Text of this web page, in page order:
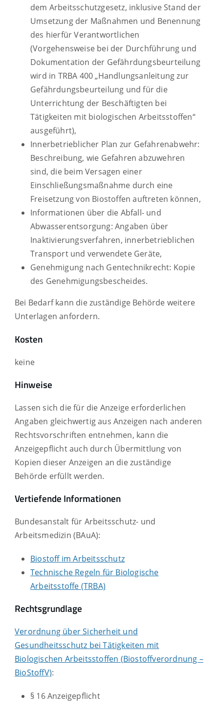
dem Arbeitsschutzgesetz, inklusive Stand der
Umsetzung der Maßnahmen und Benennung
des hierfür Verantwortlichen
(Vorgehensweise bei der Durchführung und
Dokumentation der Gefährdungsbeurteilung
wird in TRBA 400 „Handlungsanleitung zur
Gefährdungsbeurteilung und für die
Unterrichtung der Beschäftigten bei
Tätigkeiten mit biologischen Arbeitsstoffen“
ausgeführt),
Innerbetrieblicher Plan zur Gefahrenabwehr:
Beschreibung, wie Gefahren abzuwehren
sind, die beim Versagen einer
Einschließungsmaßnahme durch eine
Freisetzung von Biostoffen auftreten können,
Informationen über die Abfall- und
Abwasserentsorgung: Angaben über
Inaktivierungsverfahren, innerbetrieblichen
Transport und verwendete Geräte,
Genehmigung nach Gentechnikrecht: Kopie
des Genehmigungsbescheides.
Bei Bedarf kann die zuständige Behörde weitere
Unterlagen anfordern.
Kosten
keine
Hinweise
Lassen sich die für die Anzeige erforderlichen
Angaben gleichwertig aus Anzeigen nach anderen
Rechtsvorschriften entnehmen, kann die
Anzeigepflicht auch durch Übermittlung von
Kopien dieser Anzeigen an die zuständige
Behörde erfüllt werden.
Vertiefende Informationen
Bundesanstalt für Arbeitsschutz- und
Arbeitsmedizin (BAuA):
Biostoff im Arbeitsschutz
Technische Regeln für Biologische
Arbeitsstoffe (TRBA)
Rechtsgrundlage
Verordnung über Sicherheit und
Gesundheitsschutz bei Tätigkeiten mit
Biologischen Arbeitsstoffen (Biostoffverordnung –
BioStoffV):
§ 16 Anzeigepflicht